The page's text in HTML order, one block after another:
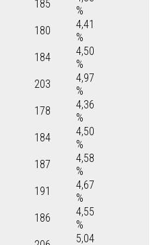
185
%
180
4,41
%
184
4,50
%
203
4,97
%
178
4,36
%
184
4,50
%
187
4,58
%
191
4,67
%
186
4,55
%
5,04